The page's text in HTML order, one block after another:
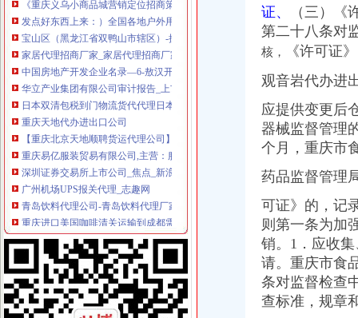
宝山区（黑龙江省双鸭山市辖区）-搜百科
家居代理招商厂家_家居代理招商厂家/公司-阿里巴巴公司黄页
中国房地产开发企业名录—6-敖汉开发区招商网-中国招商引资信
华立产业集团有限公司审计报告_上市公司_新浪财经_新浪网
日本双清包税到门物流货代代理日本清关公司日本空运专线
重庆天地代办进出口公司
【重庆北京天地顺聘货运代理公司】网点,地址,电话,营业时间-大
重庆易亿服装贸易有限公司,主营：服装服饰,箱包设计及销售；品
深圳证券交易所上市公司_焦点_新浪财经_新浪网
广州机场UPS报关代理_志趣网
青岛饮料代理公司-青岛饮料代理厂家-|必途青岛饮料代理公司排行榜
重庆进口美国咖啡清关运输到成都需要多长时间【-成都进出口代理】
海haiyao品牌代理招商-招商加盟-globrand（全球品牌网）
重庆物流服务公司_物流服务厂_生产厂家企业公司
价格,厂家,图片,进出口全套代理,重庆市金利国际货物代理有限
郑州报关代理黄页、郑州报关代理公司名录、郑州报关代理供应商、
朝天门代办进出口公司
重庆南岸茶园新区工商服务信息,提供新重庆南岸茶园新区财税服务
【2014年重庆美购贸易有限公司新招聘信息_电话_地址】-赶集网
证、
（三）《
第二十八条对
核，
《许可证
观音岩代办进
应提供变更后
器械监督管理
个月， 重庆市
药品监督管理
可证》的，记
则第一条为加
销。1．应收
请。重庆市食
条对监督检查
查标准，规章